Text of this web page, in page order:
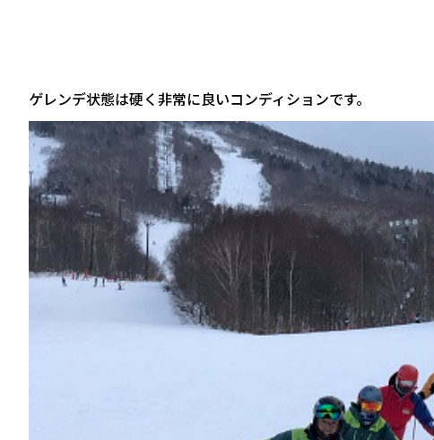
ゲレンデ状態は硬く非常に良いコンディションです。